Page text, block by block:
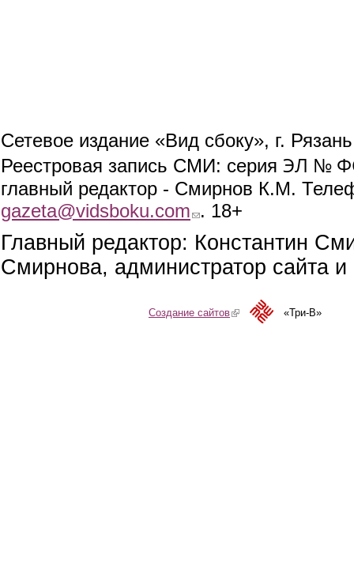
Сетевое издание «Вид сбоку», г.
Реестровая запись СМИ: серия ЭЛ №
главный редактор - Смирнов К.М.
gazeta@vidsboku.com (link sends e-mail)
. 18+
Главный редактор: Константин
Смирнова, администратор сайта
Создание сайтов(link is external)«Три-В»